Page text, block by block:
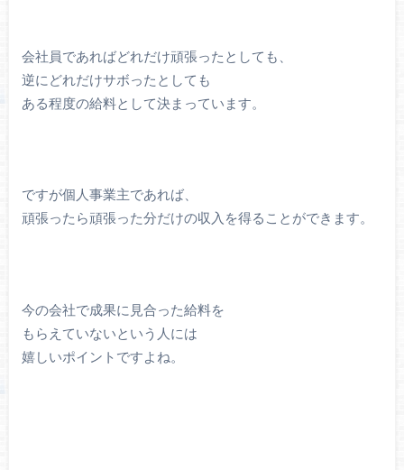
会社員であればどれだけ頑張ったとしても、
逆にどれだけサボったとしても
ある程度の給料として決まっています。
ですが個人事業主であれば、
頑張ったら頑張った分だけの収入を得ることができます。
今の会社で成果に見合った給料を
もらえていないという人には
嬉しいポイントですよね。